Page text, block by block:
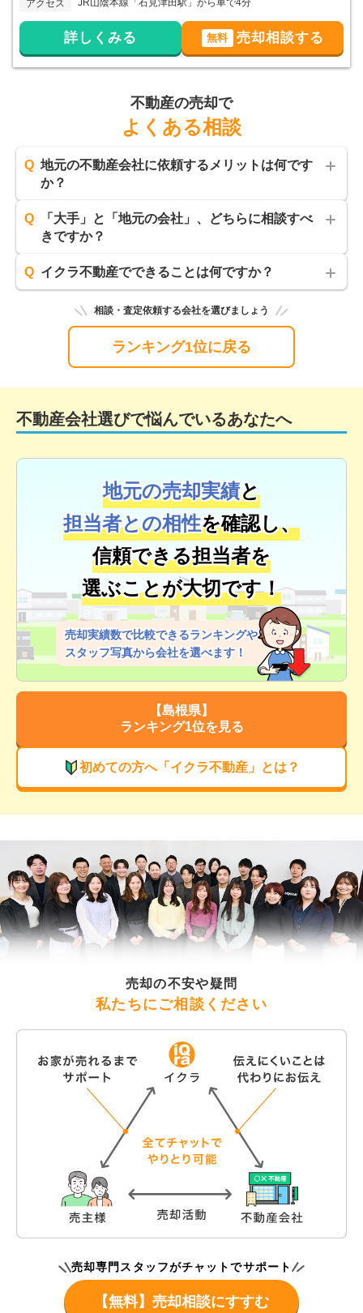
アクセス JR山陰本線「石見津田駅」から車で4分
詳しくみる 無料 売却相談する
不動産の売却で
よくある相談
Q 地元の不動産会社に依頼するメリットは何です
か？
Q
「大手」と「地元の会社」、どちらに相談すべ
きですか？
Q イクラ不動産でできることは何ですか？
相談・査定依頼する会社を選びましょう
ランキング1位に戻る
不動産会社選びで悩んでいるあなたへ
地元の売却実績と
担当者との相性を確認し、
信頼できる担当者を
選ぶことが大切です！
売却実績数で比較できるランキングや
スタッフ写真から会社を選べます！
【島根県】
ランキング1位を見る
初めての方へ「イクラ不動産」とは？
売却の不安や疑問
私たちにご相談ください
売却専門スタッフがチャットでサポート
【無料】売却相談にすすむ